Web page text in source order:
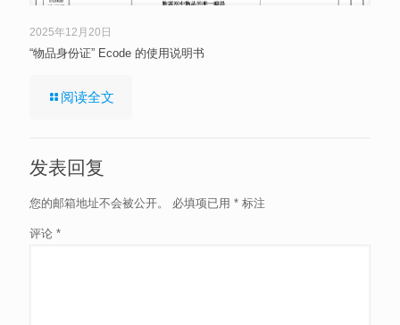
2025年12月20日
“物品身份证” Ecode 的使用说明书
阅读全文
发表回复
您的邮箱地址不会被公开。 必填项已用 * 标注
评论 *